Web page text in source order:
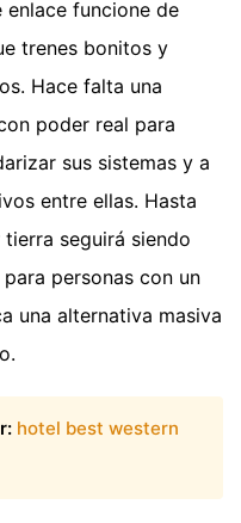
funcione de
trenes bonitos y
Hace falta una
poder real para
sus sistemas y a
entre ellas. Hasta
seguirá siendo
personas con un
una alternativa masiva
hotel best western